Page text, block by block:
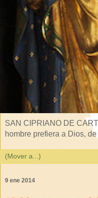
SAN CIPRIANO DE
hombre prefiera a Dios,
9 ene 2014